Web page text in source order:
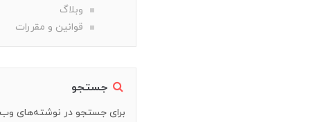
وبلاگ
قوانین و مقررات
جستجو
برای جستجو در نوشته‌های